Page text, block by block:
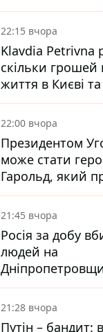
Центробанку,
знизити базову
22:15 вчора
Klavdia Petrivna
скільки грошей
життя в Києві
вкладає
22:00 вчора
Президентом
може стати
Гарольд, який
біль – він
голосування
21:45 вчора
Росія за добу
людей на
ударами
районів області
21:28 вчора
Путін – бандит: